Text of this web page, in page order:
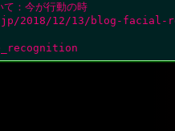
：今が行動の時
2018/12/13/blog-